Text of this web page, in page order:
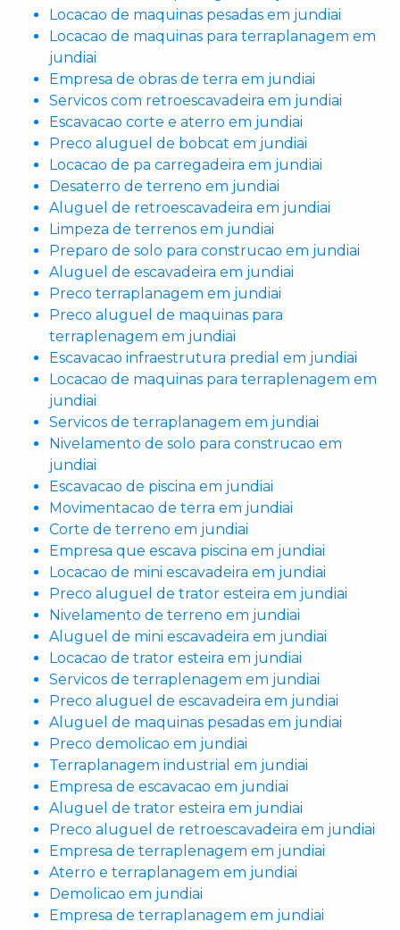
Locacao de maquinas pesadas em jundiai
Locacao de maquinas para terraplanagem em
jundiai
Empresa de obras de terra em jundiai
Servicos com retroescavadeira em jundiai
Escavacao corte e aterro em jundiai
Preco aluguel de bobcat em jundiai
Locacao de pa carregadeira em jundiai
Desaterro de terreno em jundiai
Aluguel de retroescavadeira em jundiai
Limpeza de terrenos em jundiai
Preparo de solo para construcao em jundiai
Aluguel de escavadeira em jundiai
Preco terraplanagem em jundiai
Preco aluguel de maquinas para
terraplenagem em jundiai
Escavacao infraestrutura predial em jundiai
Locacao de maquinas para terraplenagem em
jundiai
Servicos de terraplanagem em jundiai
Nivelamento de solo para construcao em
jundiai
Escavacao de piscina em jundiai
Movimentacao de terra em jundiai
Corte de terreno em jundiai
Empresa que escava piscina em jundiai
Locacao de mini escavadeira em jundiai
Preco aluguel de trator esteira em jundiai
Nivelamento de terreno em jundiai
Aluguel de mini escavadeira em jundiai
Locacao de trator esteira em jundiai
Servicos de terraplenagem em jundiai
Preco aluguel de escavadeira em jundiai
Aluguel de maquinas pesadas em jundiai
Preco demolicao em jundiai
Terraplanagem industrial em jundiai
Empresa de escavacao em jundiai
Aluguel de trator esteira em jundiai
Preco aluguel de retroescavadeira em jundiai
Empresa de terraplenagem em jundiai
Aterro e terraplanagem em jundiai
Demolicao em jundiai
Empresa de terraplanagem em jundiai